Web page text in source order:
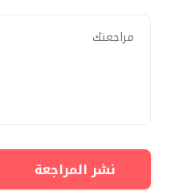
نشر المراجعة